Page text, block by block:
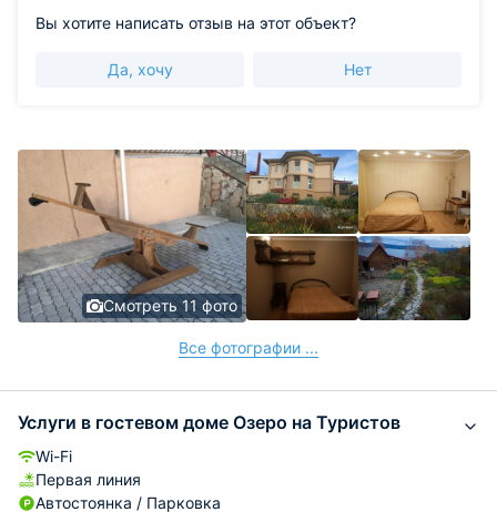
Вы хотите написать отзыв на этот объект?
Да, хочу Нет
Смотреть 11 фото
Все фотографии ...
Услуги в гостевом доме Озеро на Туристов
Wi-Fi
Первая линия
Автостоянка / Парковка